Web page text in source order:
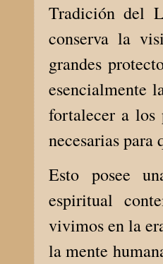
Tradición del
conserva la
grandes
esencialmente
fortalecer a los
necesarias
Esto posee
espiritual
vivimos en la
la mente